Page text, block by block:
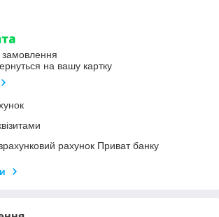
на вашу картку
рахунок Приват банку